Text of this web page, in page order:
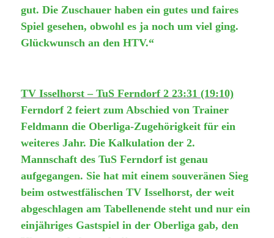
gut. Die Zuschauer haben ein gutes und faires
Spiel gesehen, obwohl es ja noch um viel ging.
Glückwunsch an den HTV.“
TV Isselhorst – TuS Ferndorf 2 23:31 (19:10)
Ferndorf 2 feiert zum Abschied von Trainer
Feldmann die Oberliga-Zugehörigkeit für ein
weiteres Jahr. Die Kalkulation der 2.
Mannschaft des TuS Ferndorf ist genau
aufgegangen. Sie hat mit einem souveränen Sieg
beim ostwestfälischen TV Isselhorst, der weit
abgeschlagen am Tabellenende steht und nur ein
einjähriges Gastspiel in der Oberliga gab, den